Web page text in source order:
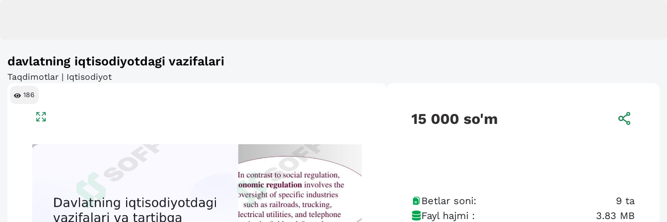
davlatning iqtisodiyotdagi vazifalari
Taqdimotlar | Iqtisodiyot
186
15 000 so'm
Betlar soni: 9 ta
Fayl hajmi :
3.83 MB